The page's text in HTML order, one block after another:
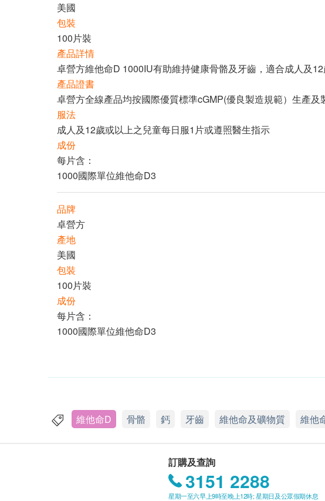
美國
包裝
100片裝
產品詳情
卓營方維他命D 1000IU有助維持健康骨骼及牙齒，適合成人及
產品證書
卓營方全線產品均按國際優質標準cGMP(優良製造規範）生產
服法
成人及12歲或以上之兒童每日服1片或遵照醫生指示
成份
每片含：
1000國際單位維他命D3
品牌
卓營方
產地
美國
包裝
100片裝
成份
每片含：
1000國際單位維他命D3
維他命D 骨骼 鈣 牙齒 維他命及礦物質 維他
訂購及查詢
3151 2288
星期一至六早上9時至晚上12時; 星期日及公眾假期休息